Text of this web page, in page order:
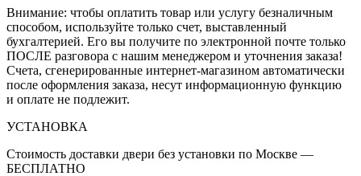
Внимание: чтобы оплатить товар или услугу безналичным
способом, используйте только счет, выставленный
бухгалтерией. Его вы получите по электронной почте только
ПОСЛЕ разговора с нашим менеджером и уточнения заказа!
Счета, сгенерированные интернет-магазином автоматически
после оформления заказа, несут информационную функцию
и оплате не подлежит.
УСТАНОВКА
Стоимость доставки двери без установки по Москве —
БЕСПЛАТНО